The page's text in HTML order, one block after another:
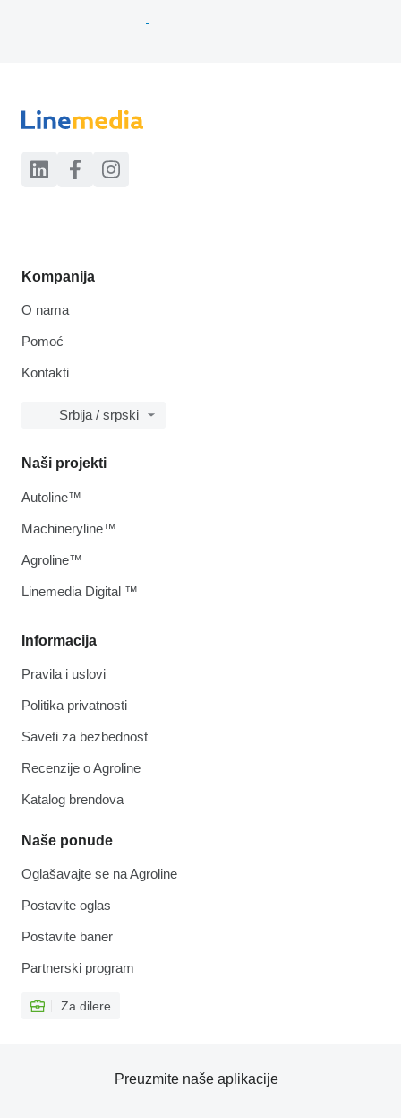
Kompanija
O nama
Pomoć
Kontakti
Srbija / srpski
Informacija
Pravila i uslovi
Politika privatnosti
Saveti za bezbednost
Recenzije o Agroline
Katalog brendova
Naše ponude
Oglašavajte se na Agroline
Postavite oglas
Postavite baner
Partnerski program
Za dilere
Naši projekti
Autoline™
Machineryline™
Agroline™
Linemedia Digital ™
Preuzmite naše aplikacije